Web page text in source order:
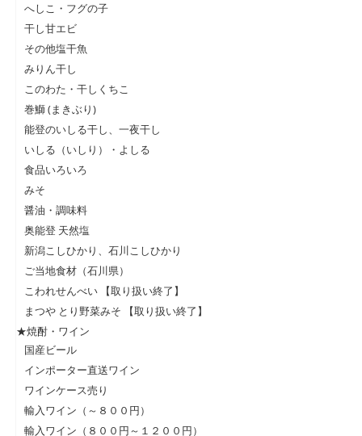
へしこ・フグの子
干し甘エビ
その他塩干魚
みりん干し
このわた・干しくちこ
巻鰤 (まきぶり)
能登のいしる干し、一夜干し
いしる（いしり）・よしる
食品いろいろ
みそ
醤油・調味料
奥能登 天然塩
新潟こしひかり、石川こしひかり
ご当地食材（石川県）
こわれせんべい 【取り扱い終了】
まつや とり野菜みそ 【取り扱い終了】
★焼酎・ワイン
国産ビール
インポーター直送ワイン
ワインケース売り
輸入ワイン（～８００円）
輸入ワイン（８００円～１２００円）